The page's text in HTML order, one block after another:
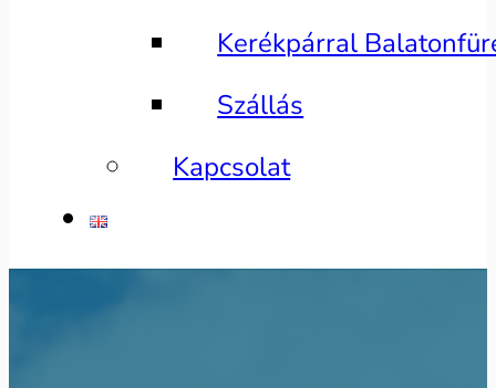
Kerékpárral
Szállás
Kapcsolat